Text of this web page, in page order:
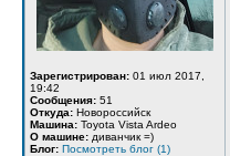
Зарегистрирован: 01 июл 2017,
19:42
Сообщения: 51
Откуда: Новороссийск
Машина: Toyota Vista Ardeo
О машине: диванчик =)
Блог: Посмотреть блог (1)